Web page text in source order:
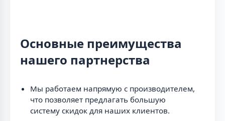
Основные преимущества
нашего партнерства
Мы работаем напрямую с производителем,
что позволяет предлагать большую
систему скидок для наших клиентов.